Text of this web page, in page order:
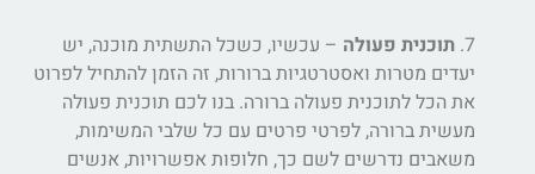
7. תוכנית פעולה – עכשיו, כשכל התשתית מוכנה, יש
יעדים מטרות ואסטרטגיות ברורות, זה הזמן להתחיל לפרוט
את הכל לתוכנית פעולה ברורה. בנו לכם תוכנית פעולה
מעשית ברורה, לפרטי פרטים עם כל שלבי המשימות,
משאבים נדרשים לשם כך, חלופות אפשרויות, אנשים